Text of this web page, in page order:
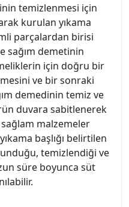
temizlenmesi için
kurulan yıkama
parçalardan birisi
sağım demetinin
için doğru bir
ve bir sonraki
demedinin temiz ve
duvara sabitlenerek
sağlam malzemeler
başlığı belirtilen
temizlendiği ve
süre boyunca süt